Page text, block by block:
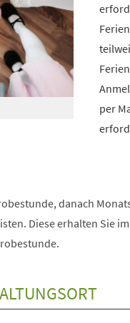
per
danach
Diese erhalten Sie